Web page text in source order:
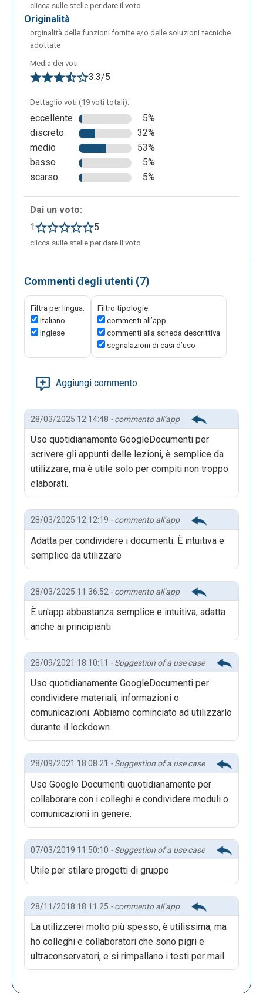
clicca sulle stelle per dare il voto
originalità
orginalità delle funzioni fornite e/o delle soluzioni tecniche
adottate
Media dei voti:
3.3/5
Dettaglio voti (19 voti totali):
eccellente
5%
discreto
32%
medio
53%
basso
5%
scarso
5%
Dai un voto:
1
5
clicca sulle stelle per dare il voto
Commenti degli utenti (7)
Filtra per lingua:
Italiano
Inglese
Filtro tipologie:
commenti all’app
commenti alla scheda descrittiva
segnalazioni di casi d’uso
Aggiungi commento
28/03/2025 12:14:48 - commento all’app
Uso quotidianamente GoogleDocumenti per
scrivere gli appunti delle lezioni, è semplice da
utilizzare, ma è utile solo per compiti non troppo
elaborati.
28/03/2025 12:12:19 - commento all’app
Adatta per condividere i documenti. È intuitiva e
semplice da utilizzare
28/03/2025 11:36:52 - commento all’app
È un'app abbastanza semplice e intuitiva, adatta
anche ai principianti
28/09/2021 18:10:11 - Suggestion of a use case
Uso quotidianamente GoogleDocumenti per
condividere materiali, informazioni o
comunicazioni. Abbiamo cominciato ad utilizzarlo
durante il lockdown.
28/09/2021 18:08:21 - Suggestion of a use case
Uso Google Documenti quotidianamente per
collaborare con i colleghi e condividere moduli o
comunicazioni in genere.
07/03/2019 11:50:10 - Suggestion of a use case
Utile per stilare progetti di gruppo
28/11/2018 18:11:25 - commento all’app
La utilizzerei molto più spesso, è utilissima, ma
ho colleghi e collaboratori che sono pigri e
ultraconservatori, e si rimpallano i testi per mail.